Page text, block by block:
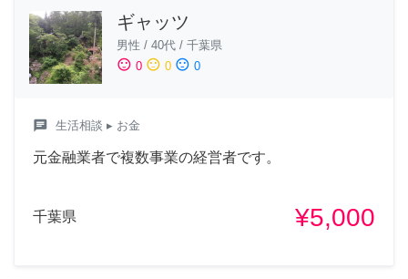
ギャッツ
男性 / 40代 / 千葉県
sentiment_satisfied 0 sentiment_neutral 0 sentiment_dissatisfied 0
chat 生活相談 ▸ お金
元金融業者で複数事業の経営者です。
千葉県 ¥5,000